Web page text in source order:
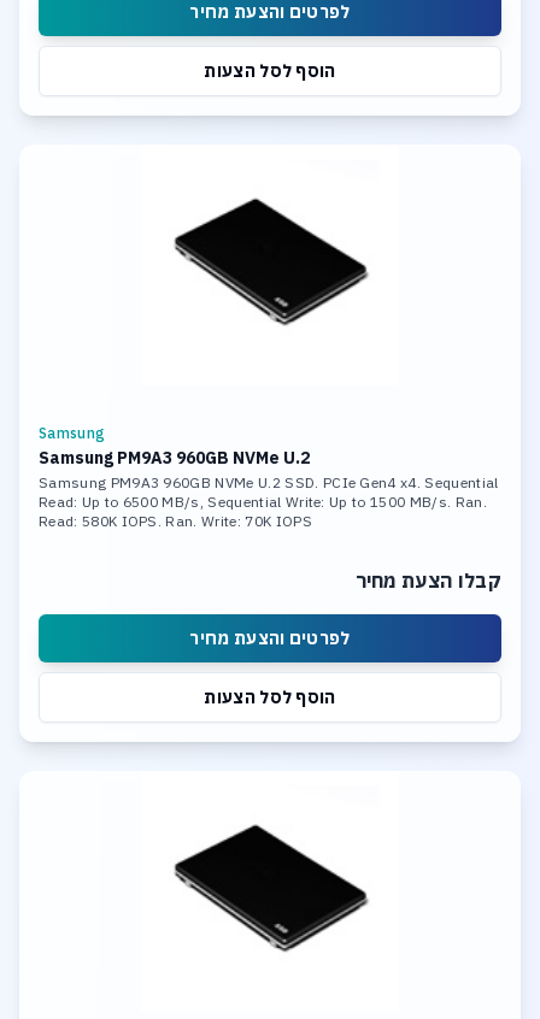
לפרטים והצעת מחיר
הוסף לסל הצעות
Samsung
Samsung PM9A3 960GB NVMe U.2
Samsung PM9A3 960GB NVMe U.2 SSD. PCIe Gen4 x4. Sequential
Read: Up to 6500 MB/s, Sequential Write: Up to 1500 MB/s. Ran.
Read: 580K IOPS. Ran. Write: 70K IOPS
קבלו הצעת מחיר
לפרטים והצעת מחיר
הוסף לסל הצעות